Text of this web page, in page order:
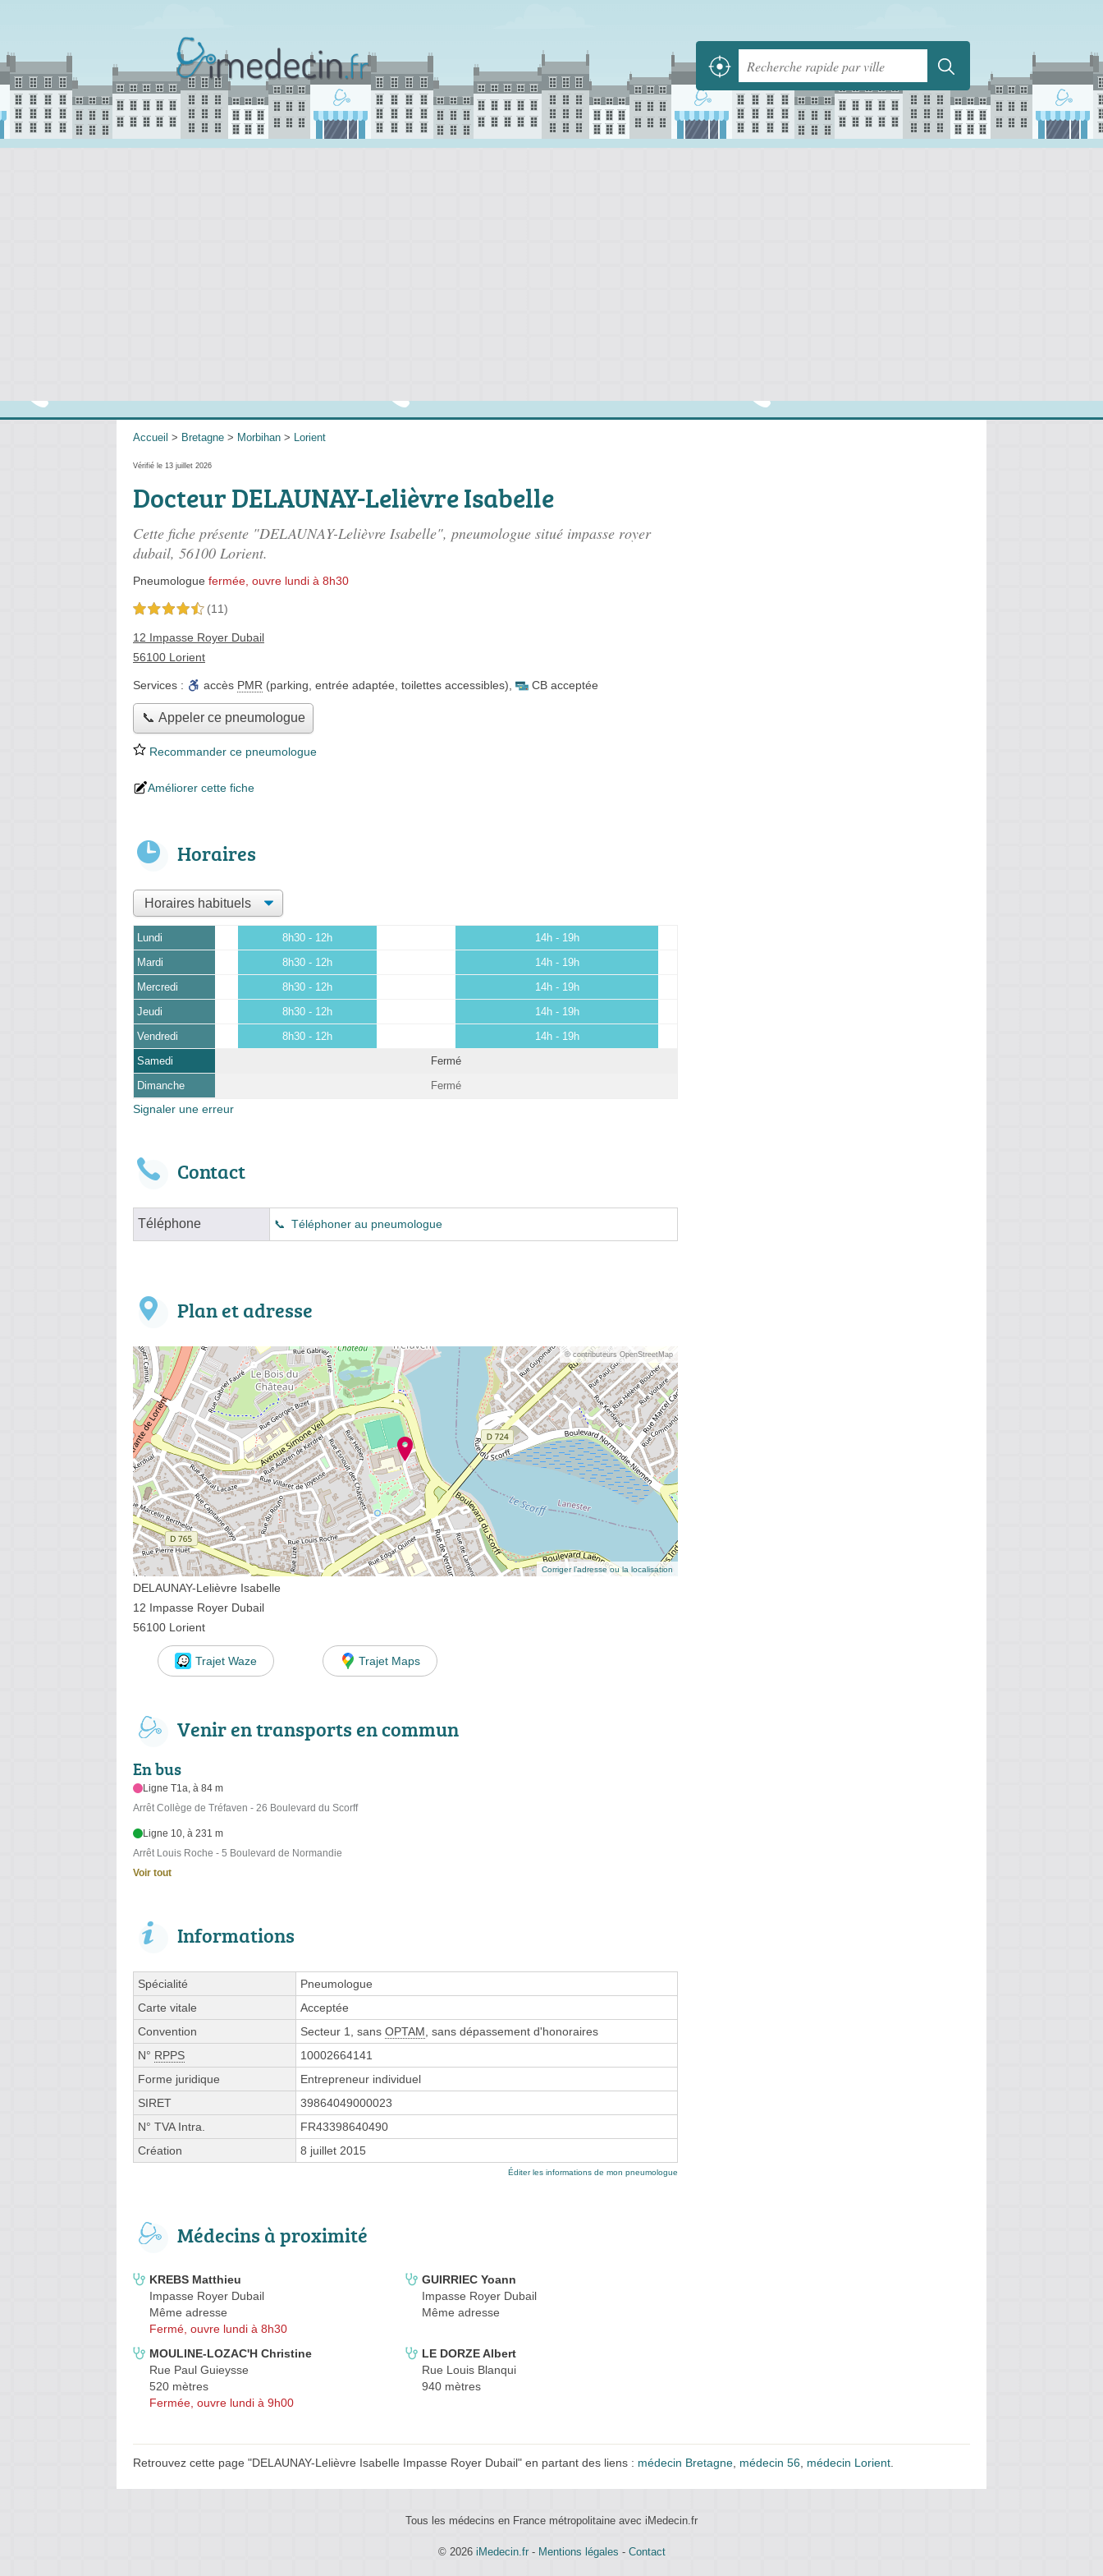
Accueil > Bretagne > Morbihan > Lorient
Vérifié le 13 juillet 2026
Docteur DELAUNAY-Lelièvre Isabelle
Cette fiche présente "DELAUNAY-Lelièvre Isabelle", pneumologue situé impasse royer
dubail, 56100 Lorient.
Pneumologue fermée, ouvre lundi à 8h30
4,5 étoiles sur 5 (11)
12 Impasse Royer Dubail
56100 Lorient
Services : accès PMR (parking, entrée adaptée, toilettes accessibles) CB acceptée
📞 Appeler ce pneumologue
Recommander ce pneumologue
Améliorer cette fiche
Horaires
Lundi 8h30 - 12h 14h - 19h
Mardi 8h30 - 12h 14h - 19h
Mercredi 8h30 - 12h 14h - 19h
Jeudi 8h30 - 12h 14h - 19h
Vendredi 8h30 - 12h 14h - 19h
Samedi Fermé
Dimanche Fermé
Signaler une erreur
Contact
Téléphone Téléphoner au pneumologue
Plan et adresse
© contributeurs OpenStreetMap
Corriger l’adresse ou la localisation
DELAUNAY-Lelièvre Isabelle
12 Impasse Royer Dubail
56100 Lorient
Trajet Waze Trajet Maps
Venir en transports en commun
En bus
Ligne T1a, à 84 m
Arrêt Collège de Tréfaven - 26 Boulevard du Scorff
Ligne 10, à 231 m
Arrêt Louis Roche - 5 Boulevard de Normandie
Voir tout
Informations
Spécialité
Pneumologue
Carte vitale
Acceptée
Convention
Secteur 1, sans OPTAM, sans dépassement d'honoraires
N° RPPS
10002664141
Forme juridique
Entrepreneur individuel
SIRET
39864049000023
N° TVA Intra.
FR43398640490
Création
8 juillet 2015
Éditer les informations de mon pneumologue
Médecins à proximité
KREBS Matthieu
Impasse Royer Dubail
Même adresse
Fermé, ouvre lundi à 8h30
GUIRRIEC Yoann
Impasse Royer Dubail
Même adresse
MOULINE-LOZAC'H Christine
Rue Paul Guieysse
520 mètres
Fermée, ouvre lundi à 9h00
LE DORZE Albert
Rue Louis Blanqui
940 mètres
Retrouvez cette page "DELAUNAY-Lelièvre Isabelle Impasse Royer Dubail" en partant des liens : médecin Bretagne, médecin 56, médecin Lorient.
Tous les médecins en France métropolitaine avec iMedecin.fr
© 2026 iMedecin.fr - Mentions légales - Contact